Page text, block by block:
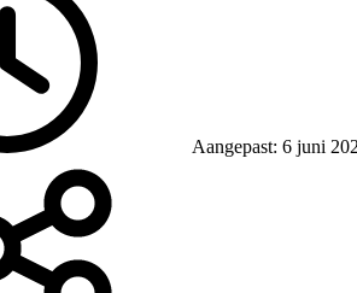
Aangepast: 6 juni